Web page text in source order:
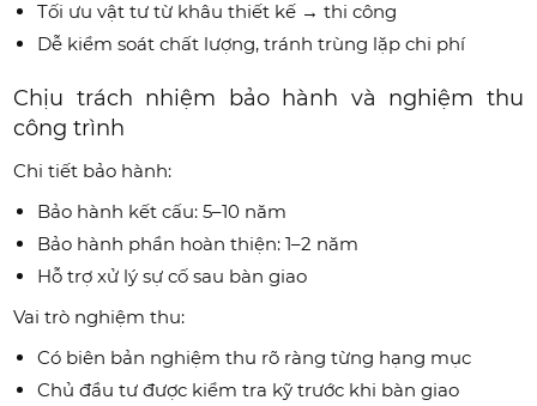
Tối ưu vật tư từ khâu thiết kế → thi công
Dễ kiểm soát chất lượng, tránh trùng lặp chi phí
Chịu trách nhiệm bảo hành và nghiệm thu
công trình
Chi tiết bảo hành:
Bảo hành kết cấu: 5–10 năm
Bảo hành phần hoàn thiện: 1–2 năm
Hỗ trợ xử lý sự cố sau bàn giao
Vai trò nghiệm thu:
Có biên bản nghiệm thu rõ ràng từng hạng mục
Chủ đầu tư được kiểm tra kỹ trước khi bàn giao